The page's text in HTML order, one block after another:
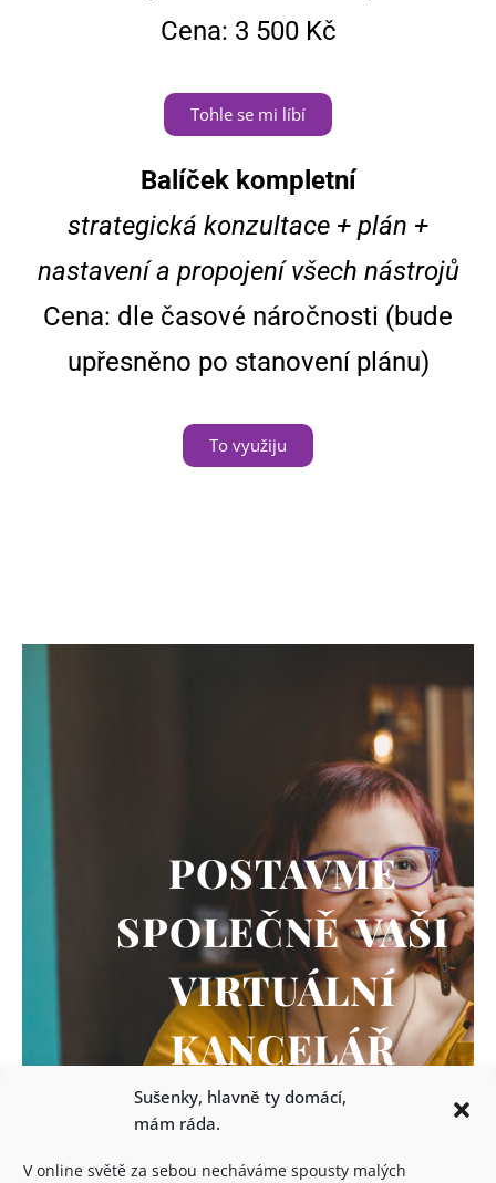
Sušenky, hlavně ty domácí,
mám ráda.
V online světě za sebou necháváme spousty malých
Cena: 3 500 Kč
Tohle se mi líbí
Balíček kompletní
strategická konzultace + plán +
nastavení a propojení všech nástrojů
Cena: dle časové náročnosti (bude
upřesněno po stanovení plánu)
To využiju
POSTAVME
SPOLEČNĚ VAŠI
VIRTUÁLNÍ
KANCELÁŘ